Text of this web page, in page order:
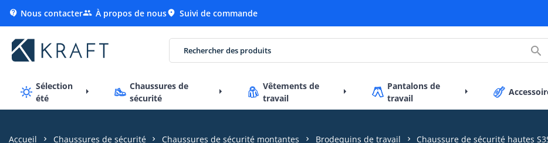
 Nous contacter À propos de nous Suivi de commande

Sélection
été
Chaussures de
sécurité
Vêtements de
travail
Pantalons de
travail
Accueil Chaussures de sécurité Chaussures de sécurité montantes Brodequins de travail Chaussure de sécurité hautes